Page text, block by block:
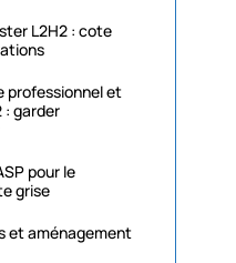
L2H2 : cote
professionnel et
: garder
pour le
grise
et aménagement